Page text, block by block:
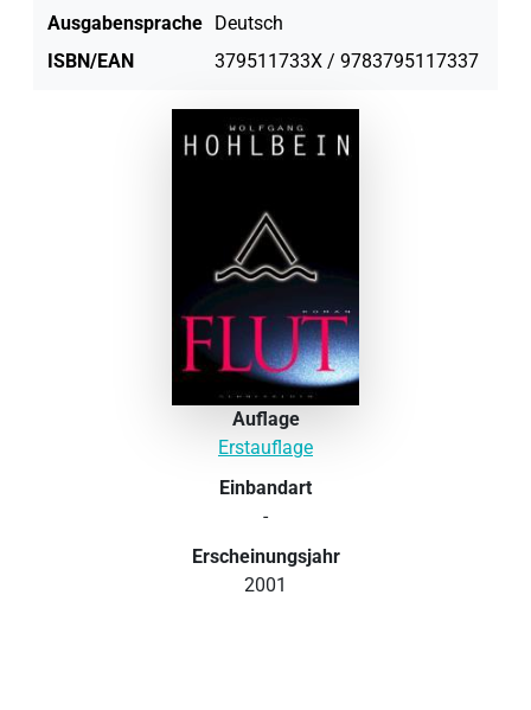
Ausgabensprache Deutsch
ISBN/EAN
379511733X / 9783795117337
Auflage
Erstauflage
Einbandart
-
Erscheinungsjahr
2001